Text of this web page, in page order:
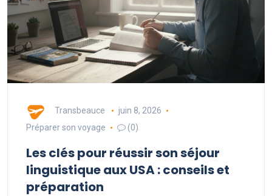
Transbeauce
juin 8, 2026
Préparer son voyage
(0)
Les clés pour réussir son séjour
linguistique aux USA : conseils et
préparation